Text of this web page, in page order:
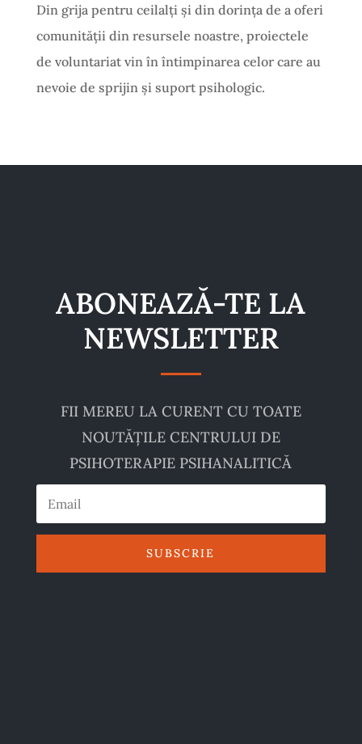
Din grija pentru ceilalți și din dorința de a oferi
comunității din resursele noastre, proiectele
de voluntariat vin în întimpinarea celor care au
nevoie de sprijin și suport psihologic.
ABONEAZĂ-TE LA
NEWSLETTER
FII MEREU LA CURENT CU TOATE
NOUTĂȚILE CENTRULUI DE
PSIHOTERAPIE PSIHANALITICĂ
SUBSCRIE